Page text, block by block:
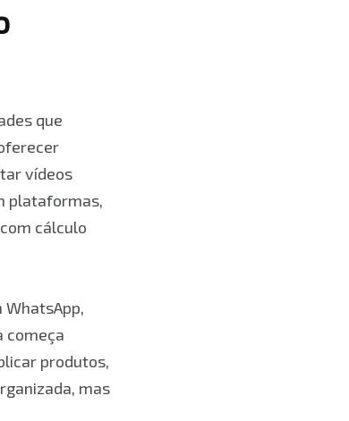
que
vídeos
plataformas,
cálculo
começa
produtos,
mas